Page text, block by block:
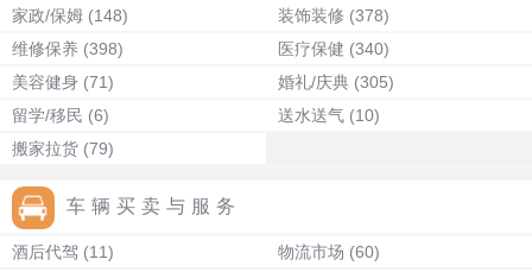
家政/保姆 (148) 装饰装修 (378)
维修保养 (398) 医疗保健 (340)
美容健身 (71) 婚礼/庆典 (305)
留学/移民 (6) 送水送气 (10)
搬家拉货 (79)
车辆买卖与服务
酒后代驾 (11) 物流市场 (60)